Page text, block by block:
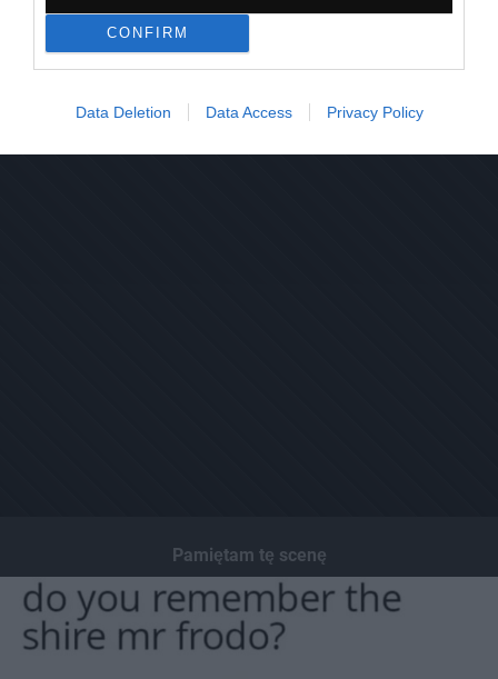
CONFIRM
Data Deletion Data Access Privacy Policy
Kopiuj link
Pamiętam tę scenę